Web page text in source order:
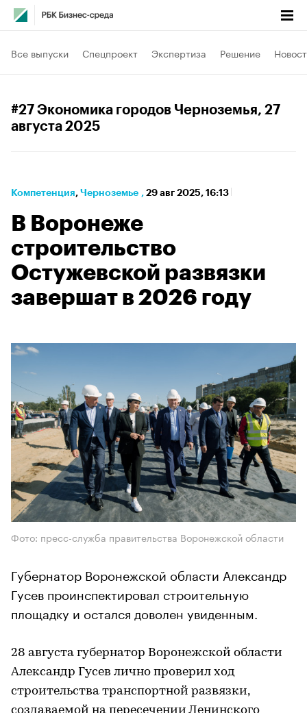
Все выпуски Спецпроект Экспертиза Решение
#27 Экономика городов Черноземья, 27
августа 2025
Компетенция⁠, Черноземье , 29 авг 2025, 16:13
В Воронеже
строительство
Остужевской развязки
завершат в 2026 году
Фото: пресс-служба правительства Воронежской области
Губернатор Воронежской области Александр
Гусев проинспектировал строительную
площадку и остался доволен увиденным.
28 августа губернатор Воронежской области
Александр Гусев лично проверил ход
строительства транспортной развязки,
создаваемой на пересечении Ленинского